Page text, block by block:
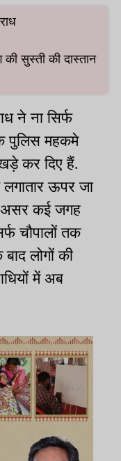
सुस्ती की दास्तान
ने ना सिर्फ
पुलिस महकमे
कर दिए हैं.
ऊपर जा
असर कई जगह
चौपालों तक
लोगों की
में अब